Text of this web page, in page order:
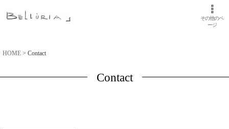
その他のペ
ージ
HOME > Contact
Contact